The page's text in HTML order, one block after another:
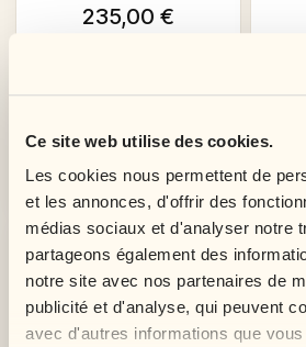
Ce site web utilise des cookies.
Les cookies nous permettent de
et les annonces, d'offrir des
médias sociaux et d'analyser notre
partageons également des
notre site avec nos partenaires de
publicité et d'analyse, qui peuvent
avec d'autres informations que
Prix
235,00 €
Ajouter au panier